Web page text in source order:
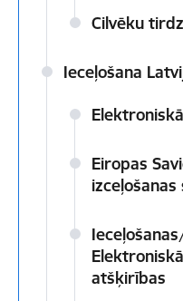
Cilvēku
Ieceļošana
Eiropas
izceļošanas
atšķirības